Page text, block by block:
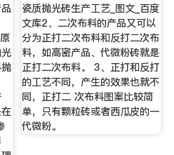
瓷质抛光砖生产工艺_图文_百度
文库2、二次布料的产品又可以
分为正打二次布料和反打二次布
料，如高密产品、代微粉砖就是
正打二次布料。 3、正打和反打
的工艺不同，产生的效果也就不
同，正打二 次布料图案比较简
单，只有颗粒砖或者西瓜皮的一
代微粉。